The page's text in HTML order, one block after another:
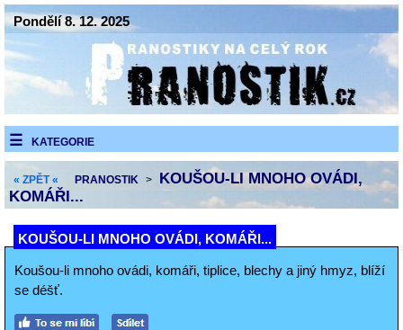
Pondělí 8. 12. 2025
KATEGORIE
« ZPĚT « PRANOSTIK >
KOUŠOU-LI MNOHO OVÁDI,
KOMÁŘI...
KOUŠOU-LI MNOHO OVÁDI, KOMÁŘI...
Koušou-li mnoho ovádi, komáři, tiplice, blechy a jiný hmyz, blíží
se déšť.